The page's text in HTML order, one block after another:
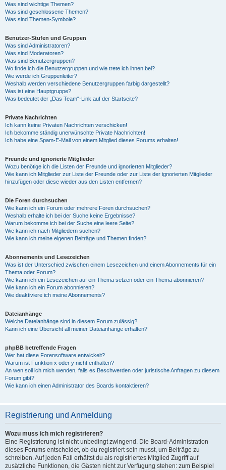
Was sind wichtige Themen?
Was sind geschlossene Themen?
Was sind Themen-Symbole?
Benutzer-Stufen und Gruppen
Was sind Administratoren?
Was sind Moderatoren?
Was sind Benutzergruppen?
Wo finde ich die Benutzergruppen und wie trete ich ihnen bei?
Wie werde ich Gruppenleiter?
Weshalb werden verschiedene Benutzergruppen farbig dargestellt?
Was ist eine Hauptgruppe?
Was bedeutet der „Das Team“-Link auf der Startseite?
Private Nachrichten
Ich kann keine Privaten Nachrichten verschicken!
Ich bekomme ständig unerwünschte Private Nachrichten!
Ich habe eine Spam-E-Mail von einem Mitglied dieses Forums erhalten!
Freunde und ignorierte Mitglieder
Wozu benötige ich die Listen der Freunde und ignorierten Mitglieder?
Wie kann ich Mitglieder zur Liste der Freunde oder zur Liste der ignorierten Mitglieder
hinzufügen oder diese wieder aus den Listen entfernen?
Die Foren durchsuchen
Wie kann ich ein Forum oder mehrere Foren durchsuchen?
Weshalb erhalte ich bei der Suche keine Ergebnisse?
Warum bekomme ich bei der Suche eine leere Seite?
Wie kann ich nach Mitgliedern suchen?
Wie kann ich meine eigenen Beiträge und Themen finden?
Abonnements und Lesezeichen
Was ist der Unterschied zwischen einem Lesezeichen und einem Abonnements für ein
Thema oder Forum?
Wie kann ich ein Lesezeichen auf ein Thema setzen oder ein Thema abonnieren?
Wie kann ich ein Forum abonnieren?
Wie deaktiviere ich meine Abonnements?
Dateianhänge
Welche Dateianhänge sind in diesem Forum zulässig?
Kann ich eine Übersicht all meiner Dateianhänge erhalten?
phpBB betreffende Fragen
Wer hat diese Forensoftware entwickelt?
Warum ist Funktion x oder y nicht enthalten?
An wen soll ich mich wenden, falls es Beschwerden oder juristische Anfragen zu diesem
Forum gibt?
Wie kann ich einen Administrator des Boards kontaktieren?
Registrierung und Anmeldung
Wozu muss ich mich registrieren?
Eine Registrierung ist nicht unbedingt zwingend. Die Board-Administration
dieses Forums entscheidet, ob du registriert sein musst, um Beiträge zu
schreiben. Auf jeden Fall erhältst du als registriertes Mitglied Zugriff auf
zusätzliche Funktionen, die Gästen nicht zur Verfügung stehen: zum Beispiel